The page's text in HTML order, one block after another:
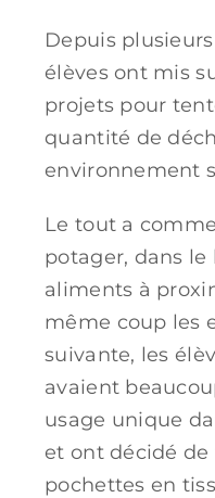
Depuis
élèves ont mis
projets pour
quantité de
environnement
Le tout a
potager, dans
aliments à
même coup les
suivante, les
avaient
usage unique
et ont décidé
pochettes en